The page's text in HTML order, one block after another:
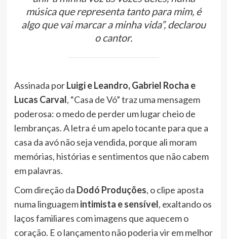
música que representa tanto para mim, é
algo que vai marcar a minha vida”, declarou
o cantor.
Assinada porLuigi e Leandro, Gabriel Rocha e
Lucas Carval, “Casa de Vó” traz uma mensagem
poderosa: o medo de perder um lugar cheio de
lembranças. A letra é um apelo tocante para que a
casa da avó não seja vendida, porque ali moram
memórias, histórias e sentimentos que não cabem
em palavras.
Com direção da Dodó Produções, o clipe aposta
numa linguagemintimista e sensível, exaltando os
laços familiares com imagens que aquecem o
coração. E o lançamento não poderia vir em melhor